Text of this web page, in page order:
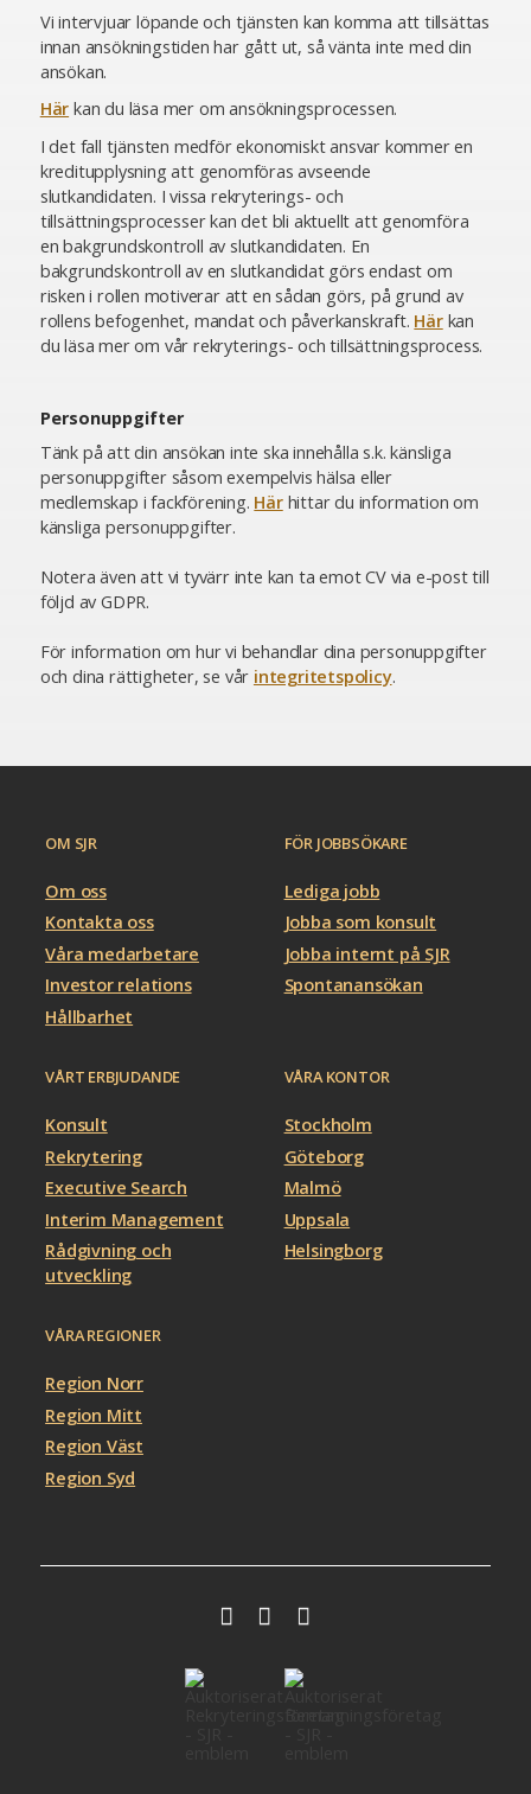
Vi intervjuar löpande och tjänsten kan komma att tillsättas
innan ansökningstiden har gått ut, så vänta inte med din
ansökan.
Här kan du läsa mer om ansökningsprocessen.
I det fall tjänsten medför ekonomiskt ansvar kommer en
kreditupplysning att genomföras avseende
slutkandidaten. I vissa rekryterings- och
tillsättningsprocesser kan det bli aktuellt att genomföra
en bakgrundskontroll av slutkandidaten. En
bakgrundskontroll av en slutkandidat görs endast om
risken i rollen motiverar att en sådan görs, på grund av
rollens befogenhet, mandat och påverkanskraft. Härkan
du läsa mer om vår rekryterings- och tillsättningsprocess.
Personuppgifter
Tänk på att din ansökan inte ska innehålla s.k. känsliga
personuppgifter såsom exempelvis hälsa eller
medlemskap i fackförening. Härhittar du information om
känsliga personuppgifter.
Notera även att vi tyvärr inte kan ta emot CV via e-post till
följd av GDPR.
För information om hur vi behandlar dina personuppgifter
och dina rättigheter, se vår integritetspolicy.
OM SJR
Om oss
Kontakta oss
Våra medarbetare
Investor relations
Hållbarhet
FÖR JOBBSÖKARE
Lediga jobb
Jobba som konsult
Jobba internt på SJR
Spontanansökan
VÅRT ERBJUDANDE
Konsult
Rekrytering
Executive Search
Interim Management
Rådgivning och
utveckling
VÅRA KONTOR
Stockholm
Göteborg
Malmö
Uppsala
Helsingborg
VÅRA REGIONER
Region Norr
Region Mitt
Region Väst
Region Syd